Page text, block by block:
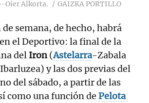
Oier Alkorta. GAIZKA PORTILLO
semana, de hecho, habrá
el Deportivo: la final de la
del Iron(Astelarra-Zabala
y las dos previas del
del sábado, a partir de las
como una función de Pelota